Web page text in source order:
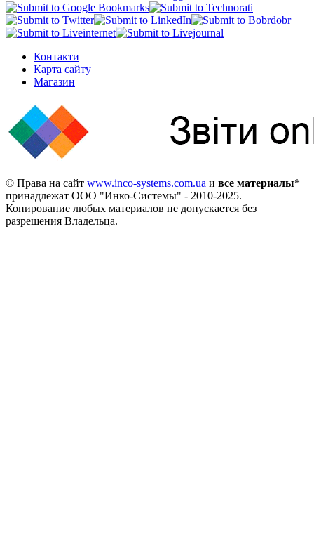
Контакти
Карта сайту
Магазин
© Права на сайт www.inco-systems.com.ua и все материалы*
принадлежат ООО "Инко-Системы" - 2010-2025.
Копирование любых материалов не допускается без
разрешения Владельца.